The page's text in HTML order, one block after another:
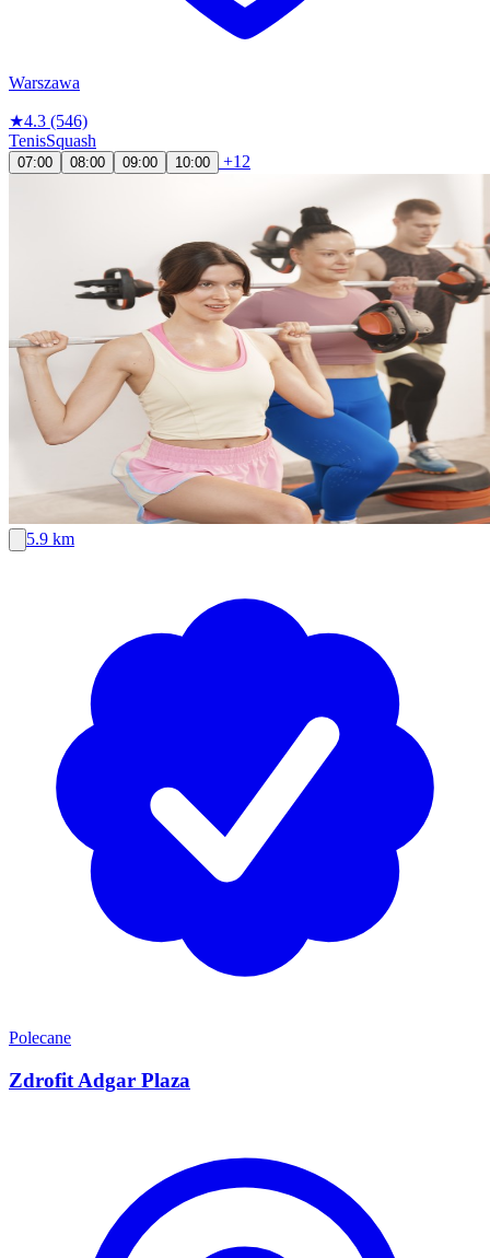
Warszawa
★4.3 (546)
TenisSquash
07:00 08:00 09:00 10:00 +12
5.9 km
Polecane
Zdrofit Adgar Plaza